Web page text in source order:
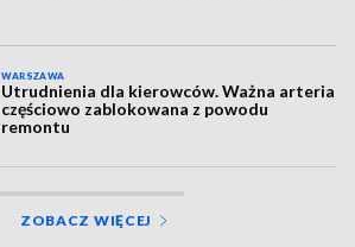
WARSZAWA
Utrudnienia dla kierowców. Ważna arteria
częściowo zablokowana z powodu
remontu
ZOBACZ WIĘCEJ